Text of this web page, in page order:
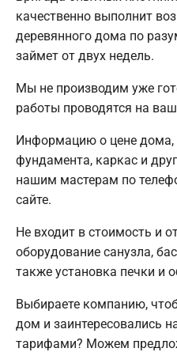
качественно выполнит
деревянного дома по
займет от двух недель.
Мы не производим уже
работы проводятся на
Информацию о цене дома,
фундамента, каркас и
нашим мастерам по
сайте.
Не входит в стоимость и
оборудование санузла,
также установка печки и
Выбираете компанию,
дом и заинтересовались
тарифами? Можем